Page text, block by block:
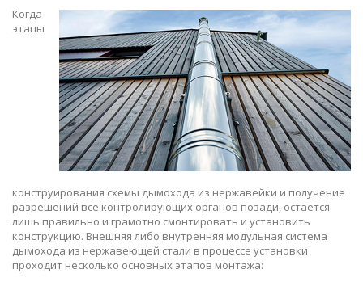
Когда
этапы
конструирования схемы дымохода из нержавейки и получение
разрешений все контролирующих органов позади, остается
лишь правильно и грамотно смонтировать и установить
конструкцию. Внешняя либо внутренняя модульная система
дымохода из нержавеющей стали в процессе установки
проходит несколько основных этапов монтажа: